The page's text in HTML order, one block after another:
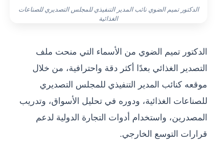
الدكتور تميم الضوي نائب المدير التنفيذي للمجلس التصديري للصناعات
الغذائية
الدكتور تميم الضوي من الأسماء التي منحت ملف
التصدير الغذائي بعدًا أكثر دقة واحترافية، من خلال
موقعه كنائب المدير التنفيذي للمجلس التصديري
للصناعات الغذائية، ودوره في تحليل الأسواق، وتدريب
المصدرين، واستخدام أدوات التجارة الدولية لدعم
قرارات التوسع الخارجي.